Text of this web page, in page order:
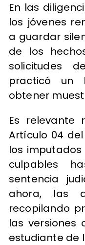
En las
los jóvenes
a guardar
de los
solicitudes
practicó un
obtener
Es relevante
Artículo 04
los
culpables
sentencia
ahora, las
recopilando
las versiones
estudiante de